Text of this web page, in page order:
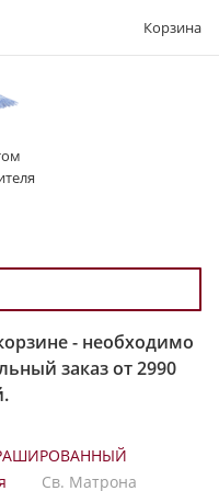
Корзина
- необходимо
заказ от 2990
Св. Матрона